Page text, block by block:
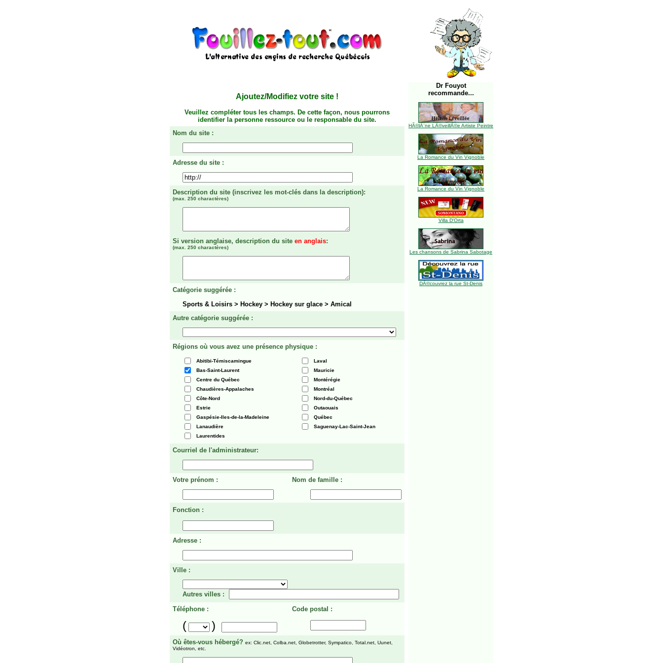
Ajoutez/Modifiez votre site !
Veuillez compléter tous les champs. De cette façon, nous pourrons
identifier la personne ressource ou le responsable du site.
Nom du site :
Adresse du site :
Description du site (inscrivez les mot-clés dans la description):
(max. 250 charactères)
Si version anglaise, description du site en anglais:
(max. 250 charactères)
Catégorie suggérée :
Sports & Loisirs > Hockey > Hockey sur glace > Amical
Autre catégorie suggérée :
Régions où vous avez une présence physique :
Abitibi-Témiscamingue
Laval
Bas-Saint-Laurent
Mauricie
Centre du Québec
Montérégie
Chaudières-Appalaches
Montréal
Côte-Nord
Nord-du-Québec
Estrie
Outaouais
Gaspésie-Iles-de-la-Madeleine
Québec
Lanaudière
Saguenay-Lac-Saint-Jean
Laurentides
Courriel de l'administrateur:
Votre prénom : Nom de famille :
Fonction :
Adresse :
Ville :
Autres villes :
Téléphone :
Code postal :
( )
Où êtes-vous hébergé? ex: Clic.net, Colba.net, Globetrotter, Sympatico, Total.net, Uunet,
Vidéotron, etc.
Dr Fouyot
recommande...
HÃ©lÃ¨ne LÃ©veillÃ©e Artiste Peintre
La Romance du Vin Vignoble
La Romance du Vin Vignoble
Villa D'Orta
Les chansons de Sabrina Sabotage
DÃ©couvrez la rue St-Denis